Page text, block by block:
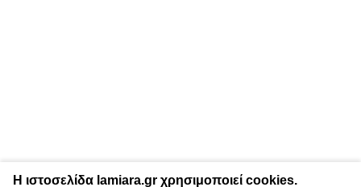
Η ιστοσελίδα lamiara.gr χρησιμοποιεί cookies.